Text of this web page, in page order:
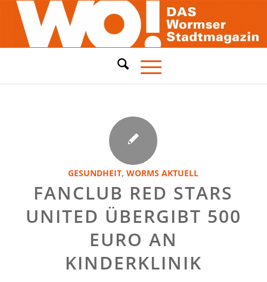
GESUNDHEIT,WORMS AKTUELL
FANCLUB RED STARS
UNITED ÜBERGIBT 500
EURO AN
KINDERKLINIK